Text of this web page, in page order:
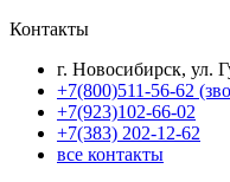
Контакты
г. Новосибирск, ул.
+7(800)511-56-62
+7(923)102-66-02
+7(383) 202-12-62
все контакты